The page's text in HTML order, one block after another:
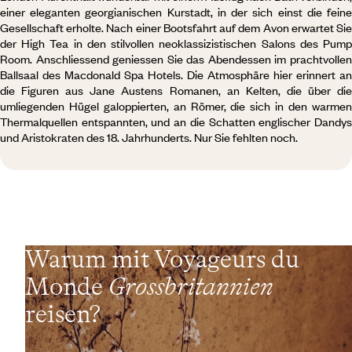
einer eleganten georgianischen Kurstadt, in der sich einst die feine
Gesellschaft erholte. Nach einer Bootsfahrt auf dem Avon erwartet Sie
der High Tea in den stilvollen neoklassizistischen Salons des Pump
Room. Anschliessend geniessen Sie das Abendessen im prachtvollen
Ballsaal des Macdonald Spa Hotels. Die Atmosphäre hier erinnert an
die Figuren aus Jane Austens Romanen, an Kelten, die über die
umliegenden Hügel galoppierten, an Römer, die sich in den warmen
Thermalquellen entspannten, und an die Schatten englischer Dandys
und Aristokraten des 18. Jahrhunderts. Nur Sie fehlten noch.
Warum mit Voyageurs du
MondeGrossbritannien
reisen?